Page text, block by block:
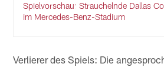
Spielvorschau: Strauchelnde Dallas
im Mercedes-Benz-Stadium
Verlierer des Spiels: Die